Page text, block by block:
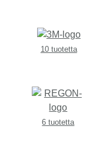
10 tuotetta
6 tuotetta